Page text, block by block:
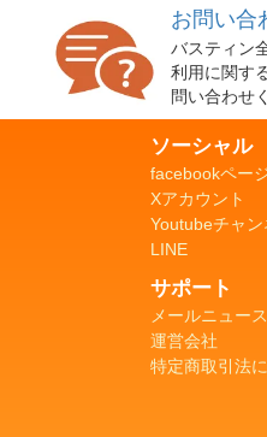
お問い合
バスティン
利用に関す
問い合わせ
ソーシャル
facebookペー
Xアカウント
Youtubeチャン
LINE
サポート
メールニュー
運営会社
特定商取引法